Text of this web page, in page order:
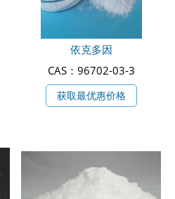
依克多因
CAS：96702-03-3
获取最优惠价格